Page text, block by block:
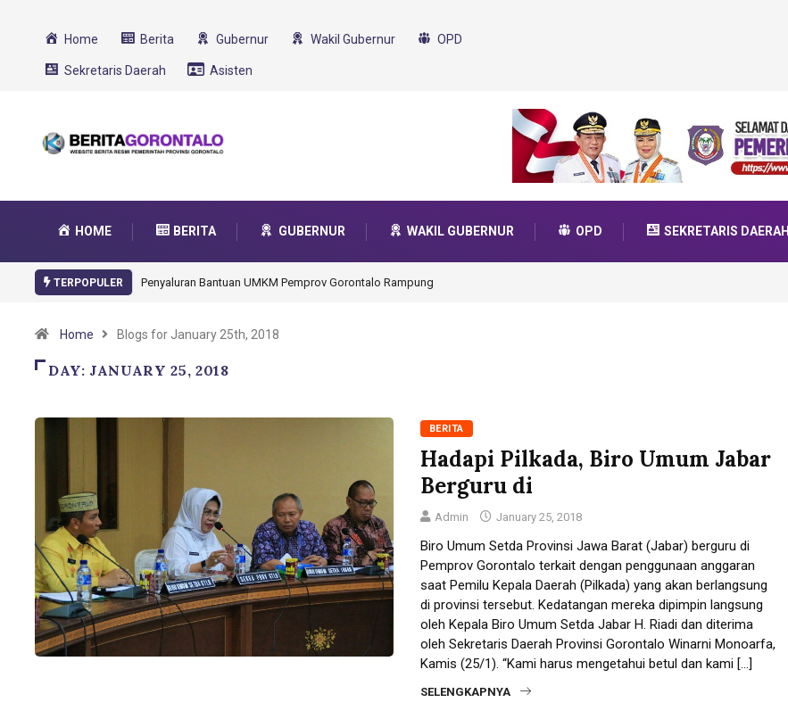
Home Berita Gubernur Wakil Gubernur OPD
Sekretaris Daerah Asisten
HOME BERITA GUBERNUR WAKIL GUBERNUR OPD SEKRETARIS DAERAH
TERPOPULERPenyaluran Bantuan UMKM Pemprov Gorontalo RampungGorontalo Ikut Dukung Program SMA Unggul Garuda
Home Blogs for January 25th, 2018
DAY: JANUARY 25, 2018
BERITA
Hadapi Pilkada, Biro Umum Jabar
Berguru di
Admin January 25, 2018
Biro Umum Setda Provinsi Jawa Barat (Jabar) berguru di
Pemprov Gorontalo terkait dengan penggunaan anggaran
saat Pemilu Kepala Daerah (Pilkada) yang akan berlangsung
di provinsi tersebut. Kedatangan mereka dipimpin langsung
oleh Kepala Biro Umum Setda Jabar H. Riadi dan diterima
oleh Sekretaris Daerah Provinsi Gorontalo Winarni Monoarfa,
Kamis (25/1). “Kami harus mengetahui betul dan kami […]
SELENGKAPNYA